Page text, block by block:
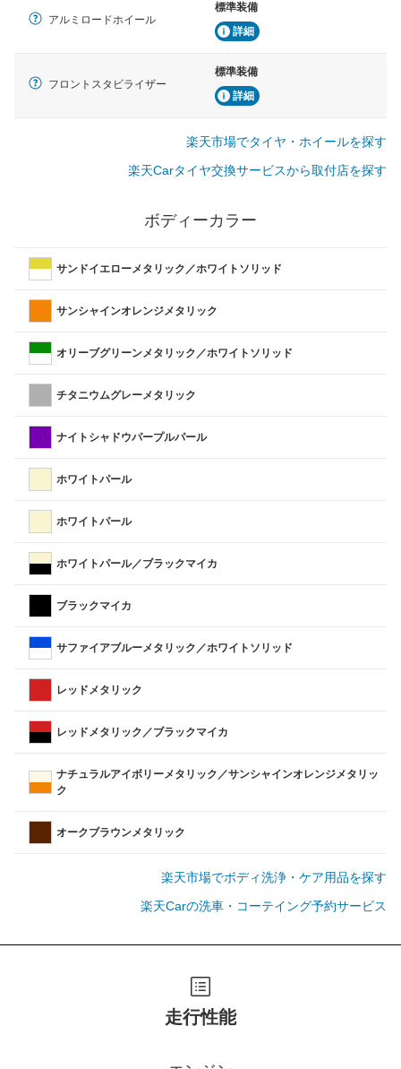
アルミロードホイール
標準装備
詳細
フロントスタビライザー
標準装備
詳細
楽天市場でタイヤ・ホイールを探す
楽天Carタイヤ交換サービスから取付店を探す
ボディーカラー
サンドイエローメタリック／ホワイトソリッド
サンシャインオレンジメタリック
オリーブグリーンメタリック／ホワイトソリッド
チタニウムグレーメタリック
ナイトシャドウパープルパール
ホワイトパール
ホワイトパール
ホワイトパール／ブラックマイカ
ブラックマイカ
サファイアブルーメタリック／ホワイトソリッド
レッドメタリック
レッドメタリック／ブラックマイカ
ナチュラルアイボリーメタリック／サンシャインオレンジメタリッ
ク
オークブラウンメタリック
楽天市場でボディ洗浄・ケア用品を探す
楽天Carの洗車・コーテイング予約サービス
走行性能